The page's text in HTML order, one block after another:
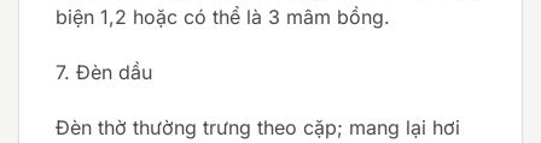
biện 1,2 hoặc có thể là 3 mâm bồng.
7. Đèn dầu
Đèn thờ thường trưng theo cặp; mang lại hơi